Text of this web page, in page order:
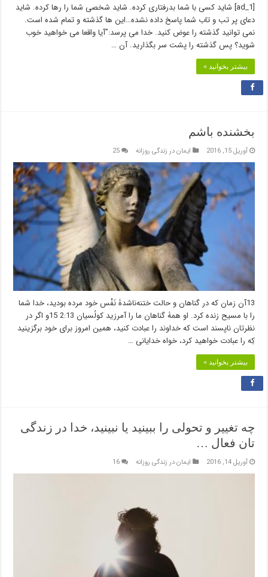
[ad_1] شاید کسی با شما بدرفتاری کرده. شاید شخصی شما را رها کرده. شاید
دعای پر تب و تاب شما پاسخ داده نشده…این ها گذشته و تمام شده است.
نمی توانید گذشته را عوض کنید. خدا می پرسد:”آیا واقعا می خواهید خوب
شوید؟ پس گذشته را پشت سر بگذارید. آن …
بیشتر بخوانید »
بخشنده باشم
آوریل 15, 2016 ایمان در زندگی روزانه 25
13آن زمان که در گناهان و حالت ختنه‌ناشدۀ نَفْس خود مرده بودید، خدا شما
را با مسیح زنده کرد. او همۀ گناهان ما را آمرزید کولُسیان 2:13 15و اگر در
نظرتان ناپسند است که خداوند را عبادت کنید، همین امروز برای خود برگزینید
کِه را عبادت خواهید کرد، خواه خدایانی …
بیشتر بخوانید »
چه تغییر و تحولی را ببینید یا نبینید، خدا در زندگی
تان فعال …
آوریل 14, 2016 ایمان در زندگی روزانه 16